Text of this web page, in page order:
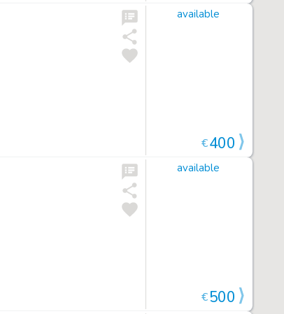
available
€400
available
€500